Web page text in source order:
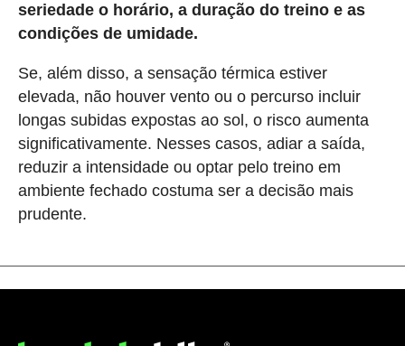
seriedade o horário, a duração do treino e as
condições de umidade.
Se, além disso, a sensação térmica estiver
elevada, não houver vento ou o percurso incluir
longas subidas expostas ao sol, o risco aumenta
significativamente. Nesses casos, adiar a saída,
reduzir a intensidade ou optar pelo treino em
ambiente fechado costuma ser a decisão mais
prudente.